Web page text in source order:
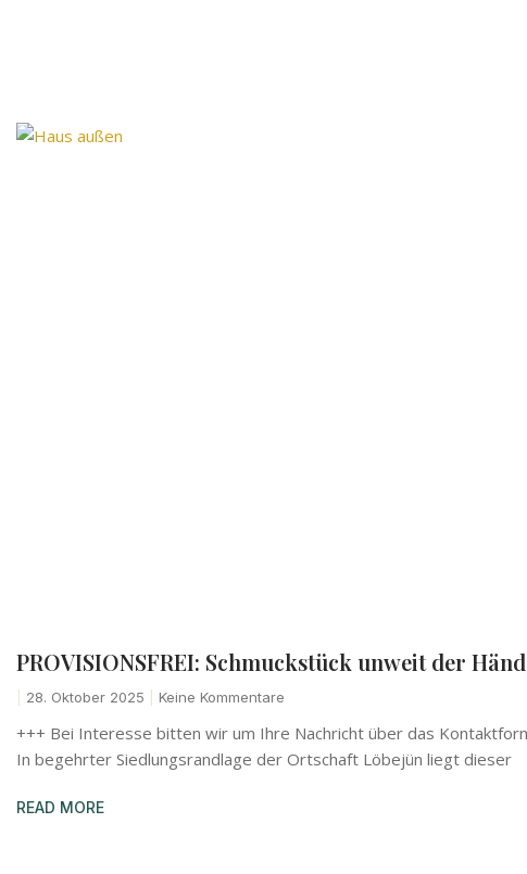
PROVISIONSFREI: Schmuckstück unweit der
28. Oktober 2025 Keine Kommentare
+++ Bei Interesse bitten wir um Ihre Nachricht über das
In begehrter Siedlungsrandlage der Ortschaft Löbejün liegt dieser
READ MORE